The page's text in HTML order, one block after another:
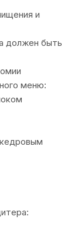
и
должен быть
меню: